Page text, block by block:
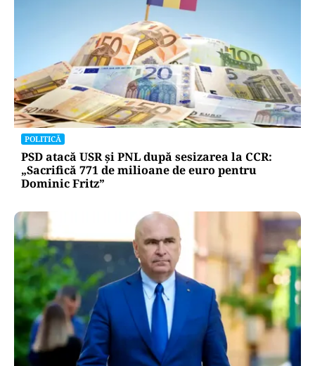
POLITICĂ
PSD atacă USR și PNL după sesizarea la CCR:
„Sacrifică 771 de milioane de euro pentru
Dominic Fritz”